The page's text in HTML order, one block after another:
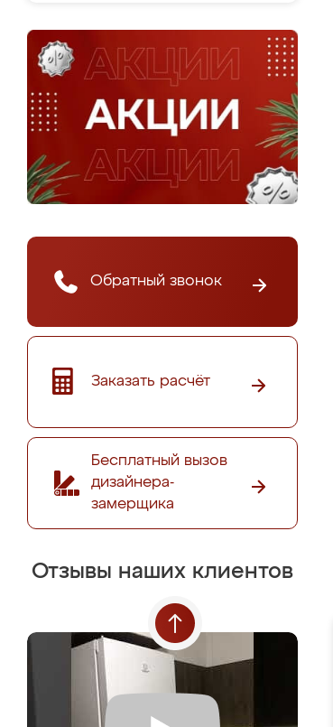
Обратный звонок
Заказать расчёт
Бесплатный вызов
дизайнера-
замерщика
Отзывы наших клиентов